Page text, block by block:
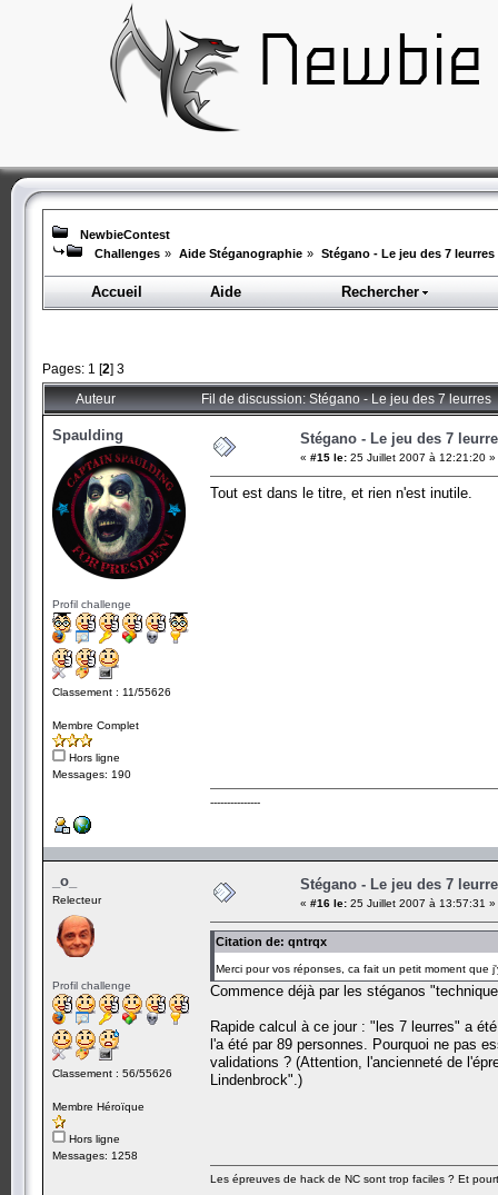
NewbieContest
Challenges » Aide Stéganographie » Stégano - Le jeu des 7 leurres
Accueil Aide Rechercher
Pages: 1 [2] 3
Auteur Fil de discussion: Stégano - Le jeu des 7
Spaulding
Profil challenge
Classement : 11/55626
Membre Complet
Hors ligne
Messages: 190
Stégano - Le jeu des 7
« #15 le: 25 Juillet 2007 à 12:21:20 »
Tout est dans le titre, et rien n'est inutile.
---------------
_o_
Relecteur
Profil challenge
Classement : 56/55626
Membre Héroïque
Hors ligne
Messages: 1258
Stégano - Le jeu des 7
« #16 le: 25 Juillet 2007 à 13:57:31 »
Citation de: qntrqx
Merci pour vos réponses, ca fait un petit moment que
Commence déjà par les stéganos
Rapide calcul à ce jour : "les 7 leurres" a
l'a été par 89 personnes. Pourquoi ne pas
validations ? (Attention, l'ancienneté de
Lindenbrock".)
Les épreuves de hack de NC sont trop faciles ? Et